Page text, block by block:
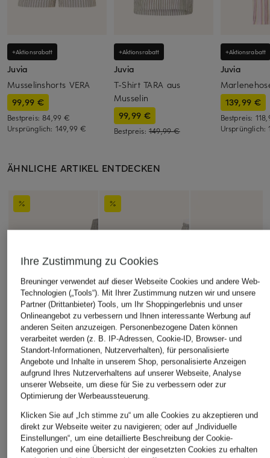
+Aktionsrabatt
Juvia
Musselinshorts VERA
99,99 €
Bestpreis:84,99 €
Ursprünglich: 149,99 €
+Aktionsrabatt
Juvia
T-Shirt TARA aus
Musselin
99,99 €
Bestpreis: 149,99 €
+Aktionsrabatt
Juvia
139,99 €
Bestpreis:
Ursprünglich:
ÄHNLICHE ARTIKEL ENTDECKEN
Ihre Zustimmung zu Cookies
Breuninger verwendet auf dieser Webseite Cookies und andere Web-
Technologien („Tools“). Mit Ihrer Zustimmung nutzen wir und unsere
Partner (Drittanbieter) Tools, um Ihr Shoppingerlebnis und unser
Onlineangebot zu verbessern und Ihnen interessante Werbung auf
anderen Seiten anzuzeigen. Personenbezogene Daten können
verarbeitet werden (z. B. IP-Adressen, Cookie-ID, Browser- und
Standort-Informationen, Nutzerverhalten), für personalisierte
Angebote und Inhalte in unserem Shop, personalisierte Anzeigen
aufgrund Ihres Nutzerverhaltens auf unserer Webseite, Analyse
unserer Webseite, um diese für Sie zu verbessern oder zur
Optimierung der Werbeaussteuerung.
Klicken Sie auf „Ich stimme zu“ um alle Cookies zu akzeptieren und
direkt zur Webseite weiter zu navigieren; oder auf „Individuelle
Einstellungen“, um eine detaillierte Beschreibung der Cookie-
Kategorien und eine Übersicht der eingesetzten Cookies zu erhalten